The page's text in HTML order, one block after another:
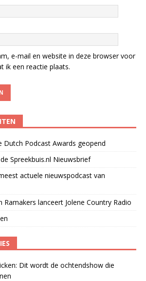
e-mail en website in deze browser voor
ik een reactie plaats.
Dutch Podcast Awards geopend
Spreekbuis.nl Nieuwsbrief
actuele nieuwspodcast van
Ramakers lanceert Jolene Country Radio
Dit wordt de ochtendshow die